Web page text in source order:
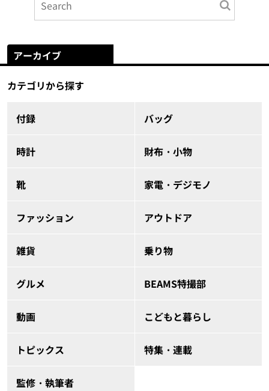
アーカイブ
カテゴリから探す
付録 バッグ
時計 財布・小物
靴 家電・デジモノ
ファッション アウトドア
雑貨 乗り物
グルメ BEAMS特撮部
動画 こどもと暮らし
トピックス 特集・連載
監修・執筆者